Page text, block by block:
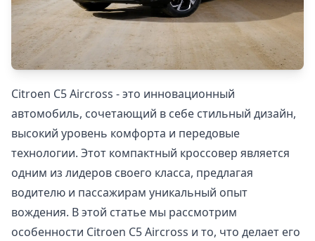
Citroen C5 Aircross - это инновационный
автомобиль, сочетающий в себе стильный дизайн,
высокий уровень комфорта и передовые
технологии. Этот компактный кроссовер является
одним из лидеров своего класса, предлагая
водителю и пассажирам уникальный опыт
вождения. В этой статье мы рассмотрим
особенности Citroen C5 Aircross и то, что делает его